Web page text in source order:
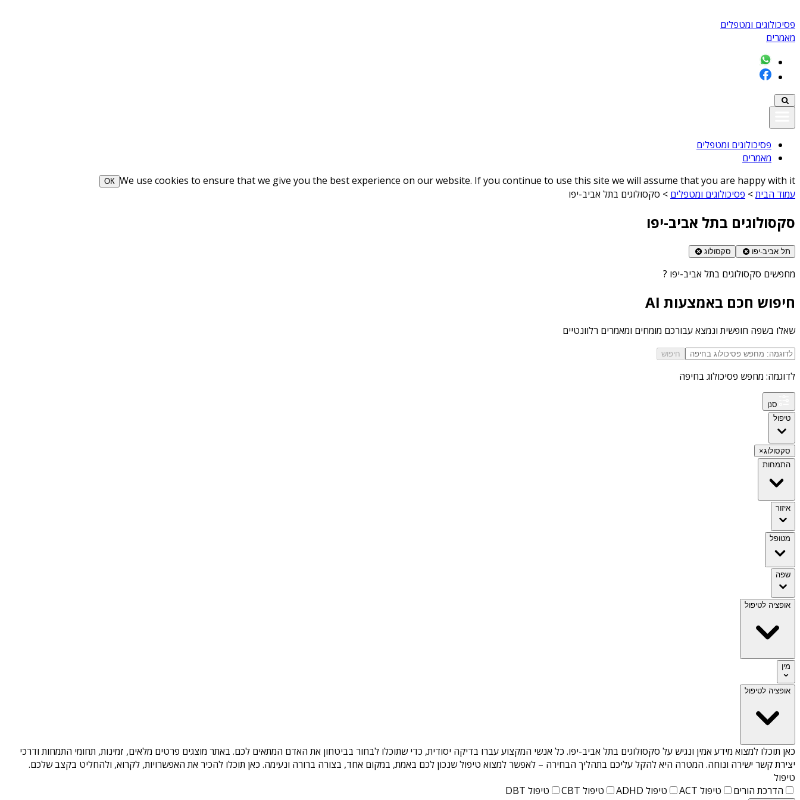
פסיכולוגים ומטפלים
מאמרים
פסיכולוגים ומטפלים
מאמרים
We use cookies to ensure that we give you the best experience on our website. If you continue to use this site we will assume that you are happy with it
ОК
עמוד הבית> פסיכולוגים ומטפלים > סקסולוגים בתל אביב-יפו
סקסולוגים בתל אביב-יפו
תל אביב-יפו סקסולוג
מחפשים סקסולוגים בתל אביב-יפו ?
חיפוש חכם באמצעות AI
שאלו בשפה חופשית ונמצא עבורכם מומחים ומאמרים רלוונטיים
חיפוש
לדוגמה: מחפש פסיכולוג בחיפה
סנן
טיפול
סקסולוג×
התמחות
איזור
מטופל
שפה
אופציה לטיפול
מין
אופציה לטיפול
כאן תוכלו למצוא מידע אמין ונגיש על סקסולוגים בתל אביב-יפו. כל אנשי המקצוע עברו בדיקה יסודית, כדי שתוכלו לבחור בביטחון את האדם המתאים לכם. באתר מוצגים פרטים מלאים, זמינות, תחומי התמחות ודרכי
יצירת קשר ישירה ונוחה. המטרה היא להקל עליכם בתהליך הבחירה – לאפשר למצוא טיפול שנכון לכם באמת, במקום אחד, בצורה ברורה ונעימה. כאן תוכלו להכיר את האפשרויות, לקרוא, ולהחליט בקצב שלכם.
טיפול
הדרכת הורים
טיפול ACT טיפול ADHD טיפול CBT טיפול DBT